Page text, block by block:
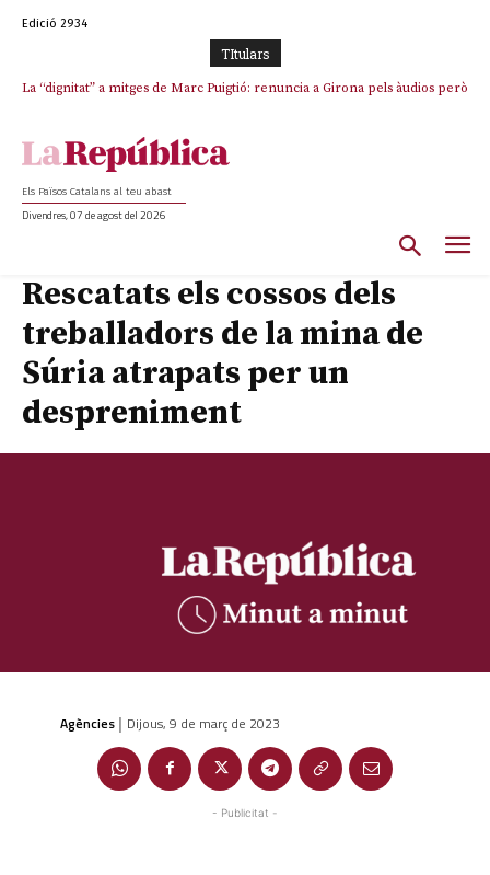
Edició 2934
TItulars
La “dignitat” a mitges de Marc Puigtió: renuncia a Girona pels àudios però
Junts exigeix que Catalunya quedi “fora” del repartiment dels menors
Els Països Catalans al teu abast
Divendres, 07 de agost del 2026
Rescatats els cossos dels
treballadors de la mina de
Súria atrapats per un
despreniment
Agències | Dijous, 9 de març de 2023
- Publicitat -